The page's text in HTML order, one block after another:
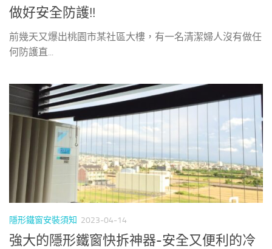
做好安全防護!!
前幾天又爆出桃園市某社區大樓，有一名清潔婦人沒有做任
何防護直...
隱形鐵窗安裝須知 2023-04-14
強大的隱形鐵窗快拆神器-安全又便利的冷